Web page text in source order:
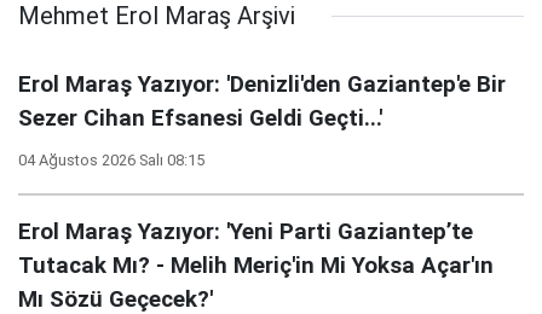
Mehmet Erol Maraş Arşivi
Erol Maraş Yazıyor: 'Denizli'den Gaziantep'e Bir
Sezer Cihan Efsanesi Geldi Geçti...'
04 Ağustos 2026 Salı 08:15
Erol Maraş Yazıyor: 'Yeni Parti Gaziantep’te
Tutacak Mı? - Melih Meriç'in Mi Yoksa Açar'ın
Mı Sözü Geçecek?'